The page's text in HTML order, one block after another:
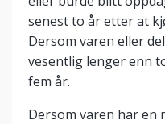
senest to år etter at
Dersom varen eller
vesentlig lenger enn
fem år.
Dersom varen har en